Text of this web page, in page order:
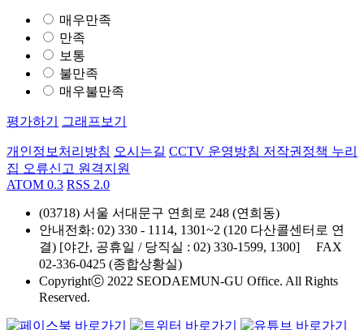
매우만족
만족
보통
불만족
매우불만족
평가하기 그래프보기
개인정보처리방침 오시는길 CCTV 운영방침 저작권정책 누리
집 오류신고 원격지원
ATOM 0.3 RSS 2.0
(03718) 서울 서대문구 연희로 248 (연희동)
안내전화: 02) 330 - 1114, 1301~2 (120 다산콜센터로 연
결) [야간, 공휴일 / 당직실 : 02) 330-1599, 1300] FAX
02-336-0425 (종합상황실)
Copyrightⓒ 2022 SEODAEMUN-GU Office. All Rights
Reserved.